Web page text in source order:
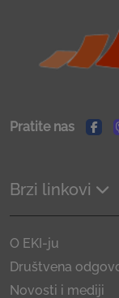
Pratite nas
Brzi linkovi
O EKI-ju
Društvena
Novosti i mediji